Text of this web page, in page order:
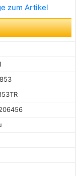
zum Artikel